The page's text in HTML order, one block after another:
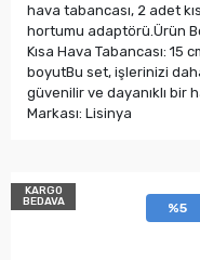
hava tabancası, 2 adet
hortumu adaptörü.Ürün
Kısa Hava Tabancası:
boyutBu set, işlerinizi
güvenilir ve dayanıklı bir
Markası: Lisinya
KARGO
BEDAVA
%5